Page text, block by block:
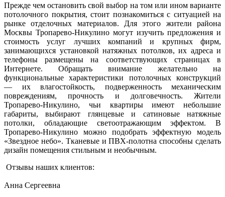
Прежде чем остановить свой выбор на том или ином варианте
потолочного покрытия, стоит познакомиться с ситуацией на
рынке отделочных материалов. Для этого жители района
Москвы Тропарево-Никулино могут изучить предложения и
стоимость услуг лучших компаний и крупных фирм,
занимающихся установкой натяжных потолков, их адреса и
телефоны размещены на соответствующих страницах в
Интернете. Обращать внимание желательно на
функциональные характеристики потолочных конструкций
— их влагостойкость, подверженность механическим
повреждениям, прочность и долговечность. Жители
Тропарево-Никулино, чьи квартиры имеют небольшие
габариты, выбирают глянцевые и сатиновые натяжные
потолки, обладающие светоотражающим эффектом. В
Тропарево-Никулино можно подобрать эффектную модель
«Звездное небо». Тканевые и ПВХ-полотна способны сделать
дизайн помещения стильным и необычным.
Отзывы наших клиентов:
Анна Сергеевна